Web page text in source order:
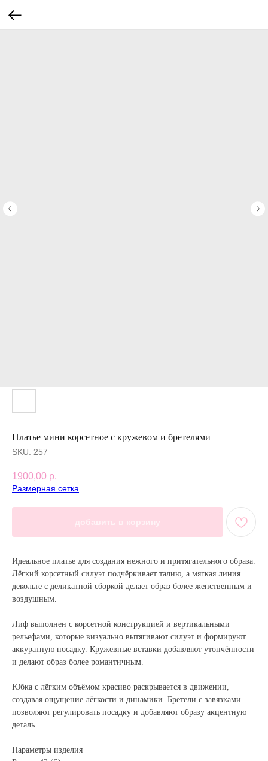
Платье мини корсетное с кружевом и бретелями
SKU: 257
1900,00 р.
Размерная сетка
добавить в корзину
Идеальное платье для создания нежного и притягательного образа.
Лёгкий корсетный силуэт подчёркивает талию, а мягкая линия
декольте с деликатной сборкой делает образ более женственным и
воздушным.
Лиф выполнен с корсетной конструкцией и вертикальными
рельефами, которые визуально вытягивают силуэт и формируют
аккуратную посадку. Кружевные вставки добавляют утончённости
и делают образ более романтичным.
Юбка с лёгким объёмом красиво раскрывается в движении,
создавая ощущение лёгкости и динамики. Бретели с завязками
позволяют регулировать посадку и добавляют образу акцентную
деталь.
Параметры изделия